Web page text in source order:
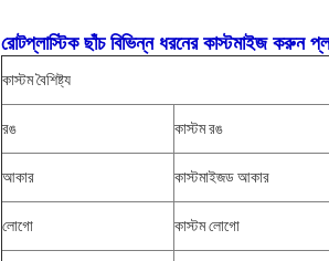
রোটপ্লাস্টিক ছাঁচ বিভিন্ন ধরনের কাস্টমাইজ করুন
কাস্টম বৈশিষ্ট্য
রঙ কাস্টম রঙ
আকার কাস্টমাইজড আকার
লোগো কাস্টম লোগো